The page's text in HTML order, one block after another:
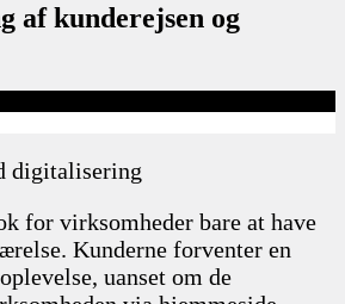
af kunderejsen og
digitalisering
for virksomheder bare at have
Kunderne forventer en
uanset om de